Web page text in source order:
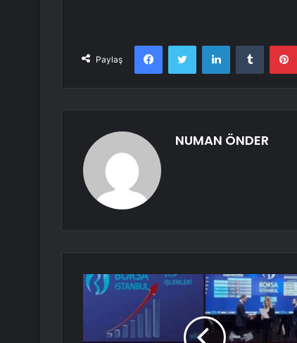
Paylaş
FacebookTwitter LinkedInTumblr
NUMAN ÖNDER